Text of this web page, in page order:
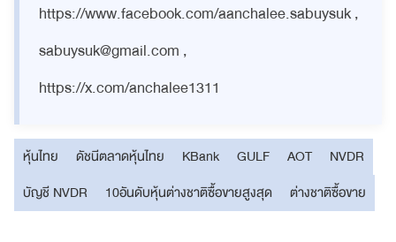
https://www.facebook.com/aanchalee.sabuysuk ,
sabuysuk@gmail.com ,
https://x.com/anchalee1311
หุ้นไทย ดัชนีตลาดหุ้นไทย KBank GULF AOT
NVDR
บัญชี NVDR
10อันดับหุ้นต่างชาติซื้อขายสูงสุด ต่างชาติซื้อขาย